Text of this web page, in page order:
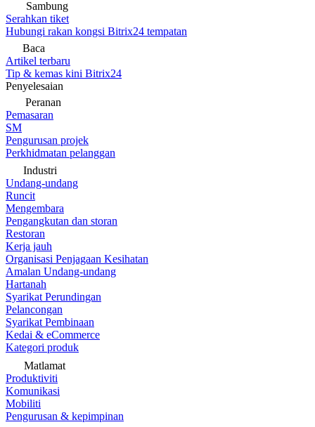
Sambung
Serahkan tiket
Hubungi rakan kongsi Bitrix24 tempatan
Baca
Artikel terbaru
Tip & kemas kini Bitrix24
Penyelesaian
Peranan
Pemasaran
SM
Pengurusan projek
Perkhidmatan pelanggan
Industri
Undang-undang
Runcit
Mengembara
Pengangkutan dan storan
Restoran
Kerja jauh
Organisasi Penjagaan Kesihatan
Amalan Undang-undang
Hartanah
Syarikat Perundingan
Pelancongan
Syarikat Pembinaan
Kedai & eCommerce
Kategori produk
Matlamat
Produktiviti
Komunikasi
Mobiliti
Pengurusan & kepimpinan